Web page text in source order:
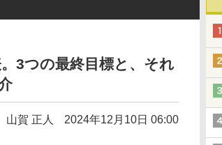
3つの最終目標と、それ
山賀 正人 2024年12月10日 06:00